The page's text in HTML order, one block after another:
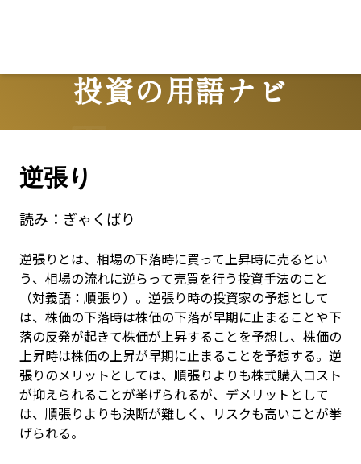
投資の用語ナビ
Terms
逆張り
読み： ぎゃくばり
逆張りとは、相場の下落時に買って上昇時に売るとい
う、相場の流れに逆らって売買を行う投資手法のこと
（対義語：順張り）。逆張り時の投資家の予想として
は、株価の下落時は株価の下落が早期に止まることや下
落の反発が起きて株価が上昇することを予想し、株価の
上昇時は株価の上昇が早期に止まることを予想する。逆
張りのメリットとしては、順張りよりも株式購入コスト
が抑えられることが挙げられるが、デメリットとして
は、順張りよりも決断が難しく、リスクも高いことが挙
げられる。